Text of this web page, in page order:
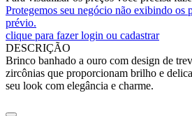
Protegemos seu negócio não exibindo os
prévio.
clique para fazer login ou cadastrar
DESCRIÇÃO
Brinco banhado a ouro com design de
zircônias que proporcionam brilho e
seu look com elegância e charme.